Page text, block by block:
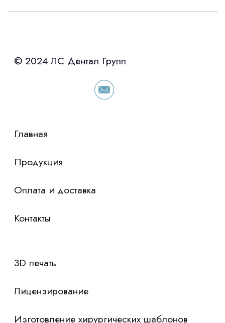
Интересует лизинг?
«Уралпромлизинг» подберем выгодные
условия по лизингу оборудования,
просто оставьте контакты чтобы мы
сориентировали по условиям